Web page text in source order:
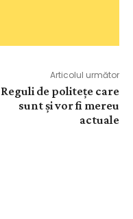
Articolul următor
Reguli de politețe care
sunt și vor fi mereu
actuale